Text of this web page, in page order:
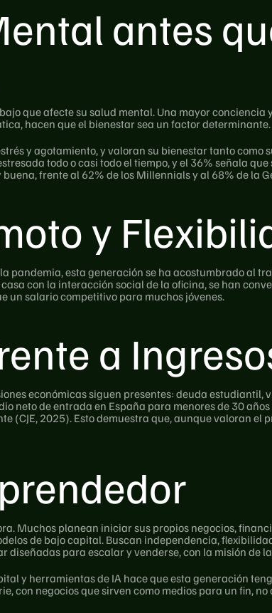
antes
que afecte su salud mental. Una mayor
hacen que el bienestar sea un factor determinante.
y agotamiento, y valoran su bienestar tanto como
todo o casi todo el tiempo, y el 36% señala
frente al 62% de los Millennials y al 68% de la
y
pandemia, esta generación se ha acostumbrado al
con la interacción social de la oficina, se han
un salario competitivo para muchos jóvenes.
a
económicas siguen presentes: deuda
neto de entrada en España para menores de 30
(CJE, 2025). Esto demuestra que, aunque valoran el
Muchos planean iniciar sus propios negocios,
de bajo capital. Buscan independencia,
diseñadas para escalar y venderse, con la misión de
y herramientas de IA hace que esta generación
con negocios que sirven como medios para un fin, no